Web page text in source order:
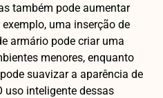
também pode aumentar
uma inserção de
armário pode criar uma
menores, enquanto
suavizar a aparência de
uso inteligente dessas